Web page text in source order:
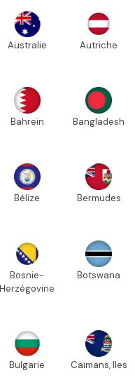
Australie Autriche
Bahreïn Bangladesh
Bélize Bermudes
Bosnie-
Herzégovine
Botswana
Bulgarie Caïmans, Iles